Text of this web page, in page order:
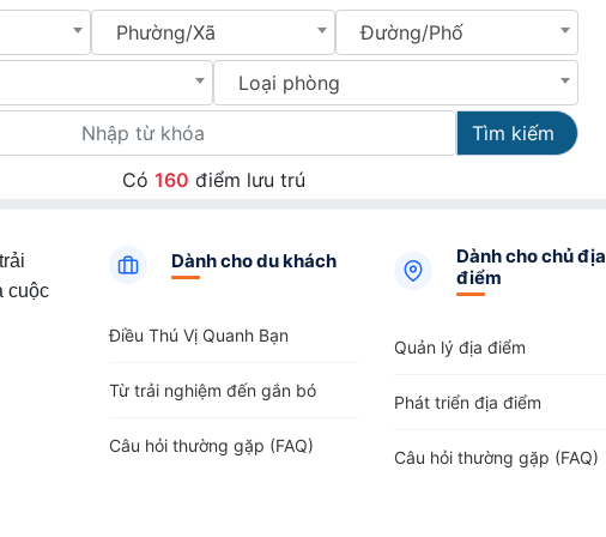
Phường/Xã Đường/Phố
Loại phòng
Tìm kiếm
Có 160 điểm lưu trú
cuộc
Dành cho du khách
Điều Thú Vị Quanh Bạn
Từ trải nghiệm đến gắn bó
Câu hỏi thường gặp (FAQ)
Dành cho chủ địa
điểm
Quản lý địa điểm
Phát triển địa điểm
Câu hỏi thường gặp (FAQ)